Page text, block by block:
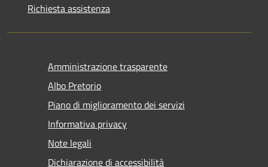
Richiesta assistenza
Amministrazione trasparente
Albo Pretorio
Piano di miglioramento dei servizi
Informativa privacy
Note legali
Dichiarazione di accessibilità